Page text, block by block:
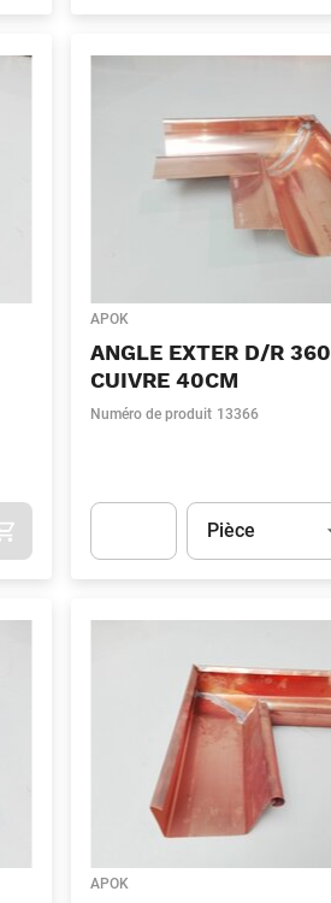
APOK
ANGLE EXTER D/R
CUIVRE 40CM
Numéro de produit 13366
Unité
Pièce
APOK